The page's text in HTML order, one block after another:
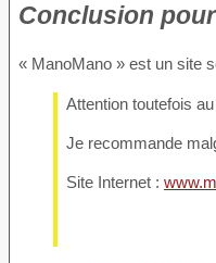
Conclusion
« ManoMano » est un site
Attention toutefois
Je recommande
Site Internet :